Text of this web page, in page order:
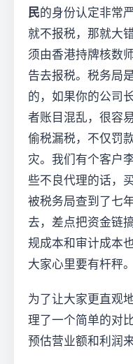
民的身份认定非常
就不报税，那就大
须由香港持牌核数
告去报税。税务局
的，如果你的公司
者账目混乱，很容
偷税漏税，不仅罚
灾。我们有个客户
些不良代理的话，
被税务局查到了七
去，差点把资金链
规成本和审计成本
大家心里要有杆秤。
为了让大家更直观
理了一个简单的对
预估营业额和利润